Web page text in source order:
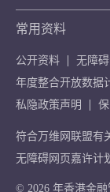
常用资料
公开资料
无障
年度整合开放数据
私隐政策声明
符合万维网联盟有
无障碍网页嘉许计
© 2026 年香港金融